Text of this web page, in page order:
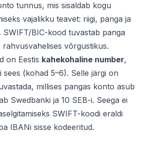
tunnus, mis sisaldab kogu
vajalikku teavet: riigi, panga ja
BIC-kood tuvastab panga
võrgustikus.
on Eestis kahekohaline number,
sees (kohad 5–6). Selle järgi on
millises pangas konto asub
Swedbanki ja 10 SEB-i. Seega ei
SWIFT-koodi eraldi
IBANi sisse kodeeritud.